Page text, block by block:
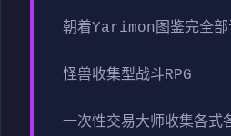
朝着Yarimon图鉴完全
怪兽收集型战斗RPG
一次性交易大师收集各式